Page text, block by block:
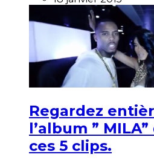
Regardez
l’album ”
ces 5 clips.